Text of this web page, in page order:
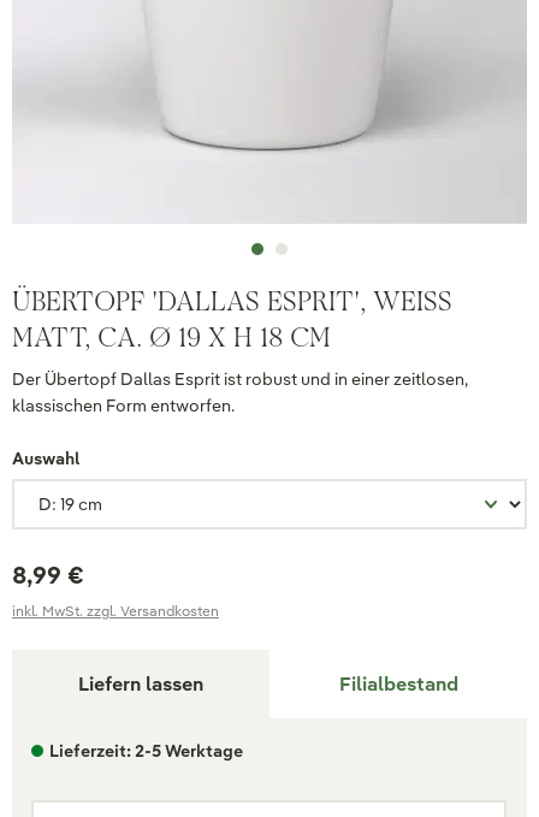
ÜBERTOPF 'DALLAS ESPRIT', WEISS M
ATT, CA. Ø 19 X H 18 CM
Der Übertopf Dallas Esprit ist robust und in einer zeitlosen,
klassischen Form entworfen.
Auswahl
8,99 €
inkl. MwSt. zzgl. Versandkosten
Liefern lassen Filialbestand
Lieferzeit: 2-5 Werktage